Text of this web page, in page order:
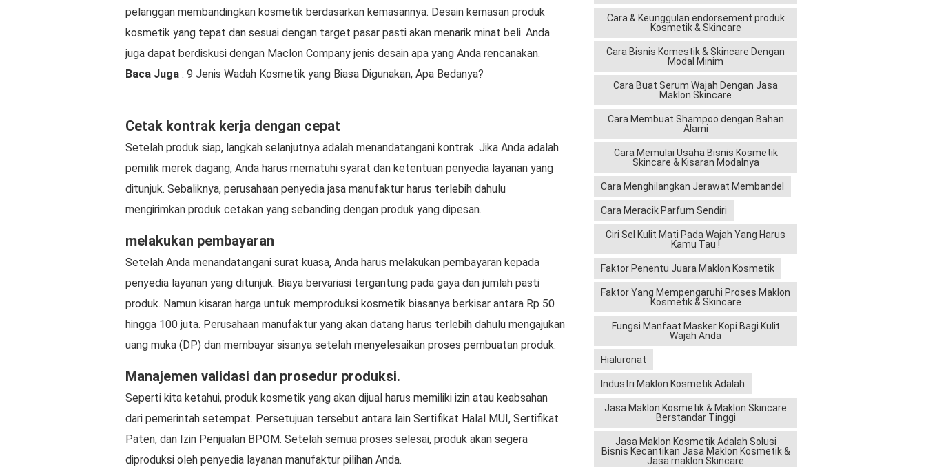
pelanggan membandingkan kosmetik berdasarkan kemasannya. Desain kemasan produk
kosmetik yang tepat dan sesuai dengan target pasar pasti akan menarik minat beli. Anda
juga dapat berdiskusi dengan Maclon Company jenis desain apa yang Anda rencanakan.
Baca Juga : 9 Jenis Wadah Kosmetik yang Biasa Digunakan, Apa Bedanya?
Cetak kontrak kerja dengan cepat
Setelah produk siap, langkah selanjutnya adalah menandatangani kontrak. Jika Anda adalah
pemilik merek dagang, Anda harus mematuhi syarat dan ketentuan penyedia layanan yang
ditunjuk. Sebaliknya, perusahaan penyedia jasa manufaktur harus terlebih dahulu
mengirimkan produk cetakan yang sebanding dengan produk yang dipesan.
melakukan pembayaran
Setelah Anda menandatangani surat kuasa, Anda harus melakukan pembayaran kepada
penyedia layanan yang ditunjuk. Biaya bervariasi tergantung pada gaya dan jumlah pasti
produk. Namun kisaran harga untuk memproduksi kosmetik biasanya berkisar antara Rp 50
hingga 100 juta. Perusahaan manufaktur yang akan datang harus terlebih dahulu mengajukan
uang muka (DP) dan membayar sisanya setelah menyelesaikan proses pembuatan produk.
Manajemen validasi dan prosedur produksi.
Seperti kita ketahui, produk kosmetik yang akan dijual harus memiliki izin atau keabsahan
dari pemerintah setempat. Persetujuan tersebut antara lain Sertifikat Halal MUI, Sertifikat
Paten, dan Izin Penjualan BPOM. Setelah semua proses selesai, produk akan segera
diproduksi oleh penyedia layanan manufaktur pilihan Anda.
Cara & Keunggulan endorsement produk
Kosmetik & Skincare
Cara Bisnis Komestik & Skincare Dengan
Modal Minim
Cara Buat Serum Wajah Dengan Jasa
Maklon Skincare
Cara Membuat Shampoo dengan Bahan
Alami
Cara Memulai Usaha Bisnis Kosmetik
Skincare & Kisaran Modalnya
Cara Menghilangkan Jerawat Membandel
Cara Meracik Parfum Sendiri
Ciri Sel Kulit Mati Pada Wajah Yang Harus
Kamu Tau !
Faktor Penentu Juara Maklon Kosmetik
Faktor Yang Mempengaruhi Proses Maklon
Kosmetik & Skincare
Fungsi Manfaat Masker Kopi Bagi Kulit
Wajah Anda
Hialuronat
Industri Maklon Kosmetik Adalah
Jasa Maklon Kosmetik & Maklon Skincare
Berstandar Tinggi
Jasa Maklon Kosmetik Adalah Solusi
Bisnis Kecantikan Jasa Maklon Kosmetik &
Jasa maklon Skincare